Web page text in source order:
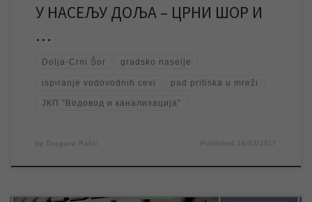
У НАСЕЉУ ДОЉА – ЦРНИ ШОР И
…
Dolja-Crni Šor gradsko naselje
ispiranje vodovodnih cevi pad pritiska u mreži
ЈКП "Водовод и канализација"
by Dragana Rašić Published 16/03/2017